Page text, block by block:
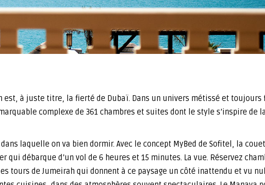
est, à juste titre, la fierté de Dubaï. Dans un univers métissé et toujours
complexe de 361 chambres et suites dont le style s’inspire de
laquelle on va bien dormir. Avec le concept MyBed de Sofitel, la
débarque d’un vol de 6 heures et 15 minutes. La vue. Réservez
tours de Jumeirah qui donnent à ce paysage un côté inattendu et vu